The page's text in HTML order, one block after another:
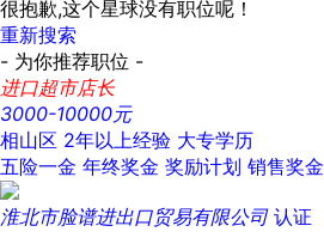
很抱歉,这个星球没有职位呢！
重新搜索
- 为你推荐职位 -
进口超市店长
3000-10000元
相山区 2年以上经验 大专学历
五险一金 年终奖金 奖励计划 销售奖金
淮北市脸谱进出口贸易有限公司 认证